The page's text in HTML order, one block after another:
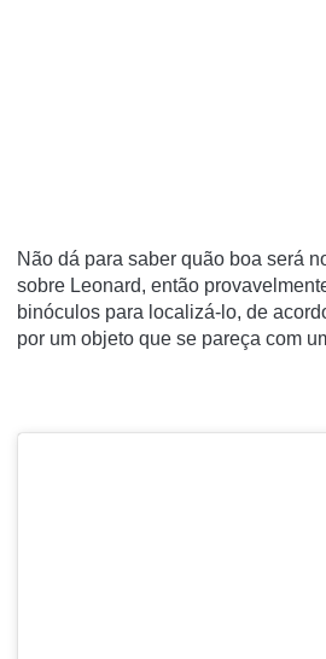
Não dá para saber quão boa será
sobre Leonard, então
binóculos para localizá-lo, de
por um objeto que se pareça com